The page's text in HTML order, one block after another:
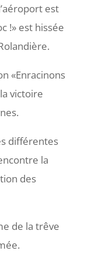
est
!» est hissée
«Enracinons
victoire
différentes
la
des
de la trêve